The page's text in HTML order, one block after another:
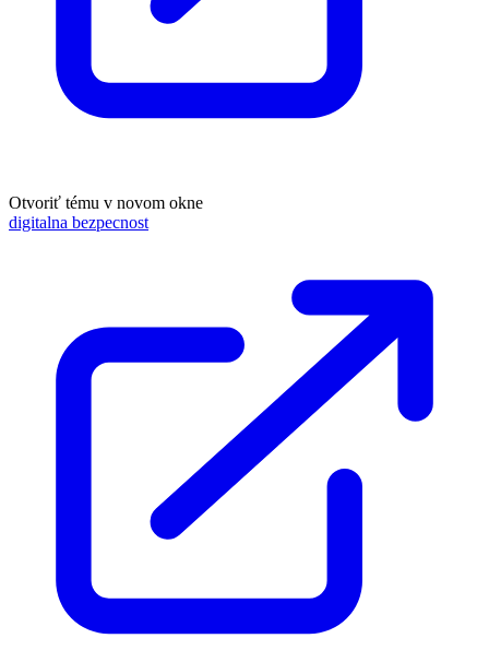
Otvoriť tému v novom okne
digitalna bezpecnost